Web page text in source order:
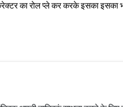
का रोल प्ले कर करके इसका इसका